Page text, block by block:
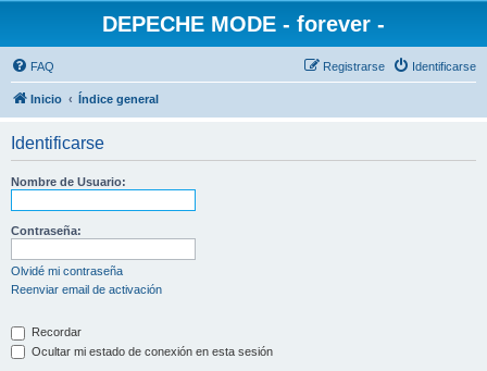
DEPECHE MODE - forever -
FAQ Identificarse
Registrarse
Inicio Índice general
Identificarse
Nombre de Usuario:
Contraseña:
Olvidé mi contraseña
Reenviar email de activación
Recordar
Ocultar mi estado de conexión en esta sesión